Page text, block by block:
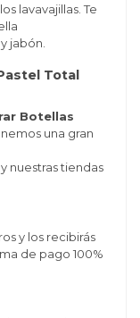
lavavajillas. Te
jabón.
Total
Botellas
una gran
nuestras tiendas
y los recibirás
de pago 100%